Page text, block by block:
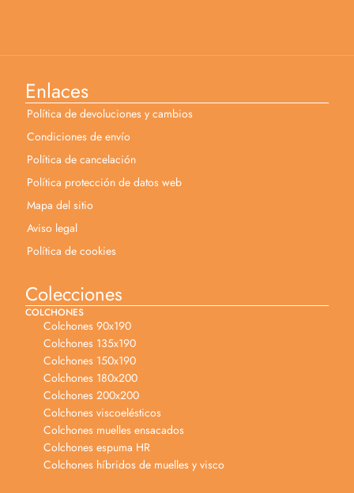
Enlaces
Política de devoluciones y cambios
Condiciones de envío
Política de cancelación
Política protección de datos web
Mapa del sitio
Aviso legal
Política de cookies
Colecciones
COLCHONES
Colchones 90x190
Colchones 135x190
Colchones 150x190
Colchones 180x200
Colchones 200x200
Colchones viscoelésticos
Colchones muelles ensacados
Colchones espuma HR
Colchones híbridos de muelles y visco